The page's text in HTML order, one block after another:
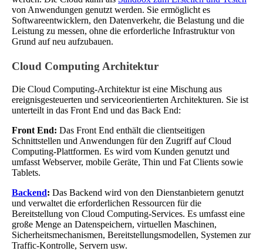
von Anwendungen genutzt werden. Sie ermöglicht es
Softwareentwicklern, den Datenverkehr, die Belastung und die
Leistung zu messen, ohne die erforderliche Infrastruktur von
Grund auf neu aufzubauen.
Cloud Computing Architektur
Die Cloud Computing-Architektur ist eine Mischung aus
ereignisgesteuerten und serviceorientierten Architekturen. Sie ist
unterteilt in das Front End und das Back End:
Front End: Das Front End enthält die clientseitigen
Schnittstellen und Anwendungen für den Zugriff auf Cloud
Computing-Plattformen. Es wird vom Kunden genutzt und
umfasst Webserver, mobile Geräte, Thin und Fat Clients sowie
Tablets.
Backend: Das Backend wird von den Dienstanbietern genutzt
und verwaltet die erforderlichen Ressourcen für die
Bereitstellung von Cloud Computing-Services. Es umfasst eine
große Menge an Datenspeichern, virtuellen Maschinen,
Sicherheitsmechanismen, Bereitstellungsmodellen, Systemen zur
Traffic-Kontrolle, Servern usw.